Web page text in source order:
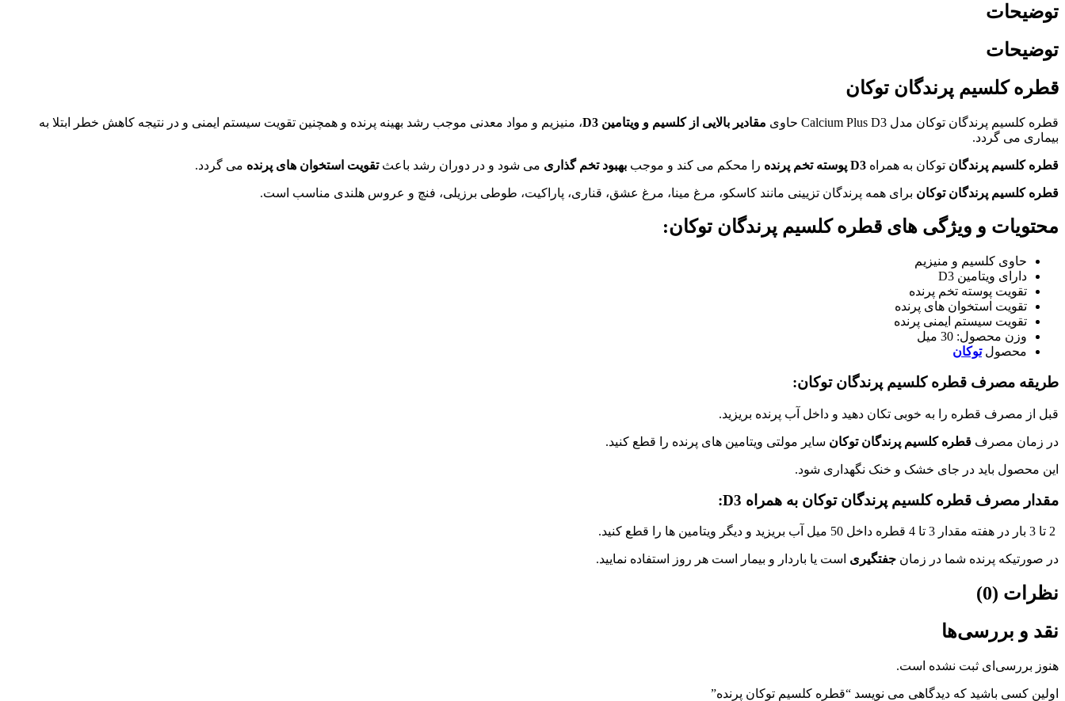
توضیحات
توضیحات
قطره کلسیم پرندگان توکان
قطره کلسیم پرندگان توکان مدل Calcium Plus D3 حاوی مقادیر بالایی از کلسیم و ویتامین D3، منیزیم و مواد معدنی موجب رشد بهینه پرنده و همچنین تقویت سیستم ایمنی و در نتیجه کاهش خطر ابتلا به
بیماری می گردد.
قطره کلسیم پرندگان توکان به همراه D3 پوسته تخم پرنده را محکم می کند و موجب بهبود تخم گذاری می شود و در دوران رشد باعثتقویت استخوان های پرنده می گردد.
قطره کلسیم پرندگان توکان برای همه پرندگان تزیینی مانند کاسکو، مرغ مینا، مرغ عشق، قناری، پاراکیت، طوطی برزیلی، فنچ و عروس هلندی مناسب است.
محتویات و ویژگی های قطره کلسیم پرندگان توکان:
حاوی کلسیم و منیزیم
دارای ویتامین D3
تقویت پوسته تخم پرنده
تقویت استخوان های پرنده
تقویت سیستم ایمنی پرنده
وزن محصول: 30 میل
محصولتوکان
طریقه مصرف قطره کلسیم پرندگان توکان:
قبل از مصرف قطره را به خوبی تکان دهید و داخل آب پرنده بریزید.
در زمان مصرف قطره کلسیم پرندگان توکان سایر مولتی ویتامین های پرنده را قطع کنید.
این محصول باید در جای خشک و خنک نگهداری شود.
مقدار مصرف قطره کلسیم پرندگان توکان به همراه D3:
در صورتیکه پرنده شما در زمان جفتگیری است یا باردار و بیمار است هر روز استفاده نمایید.
نظرات (0)
نقد و بررسی‌ها
هنوز بررسی‌ای ثبت نشده است.
اولین کسی باشید که دیدگاهی می نویسد “قطره کلسیم توکان پرنده”